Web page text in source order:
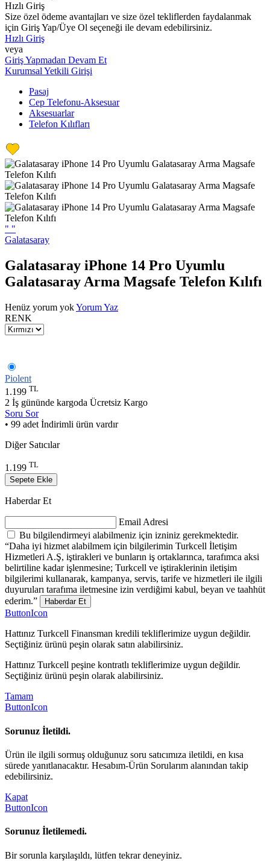
Hızlı Giriş
Size özel ödeme avantajları ve size özel tekliflerden faydalanmak
için Giriş Yap/Üye Ol seçeneği ile devam edebilirsiniz.
Hızlı Giriş
veya
Giriş Yapmadan Devam Et
Kurumsal Yetkili Girişi
Pasaj
Cep Telefonu-Aksesuar
Aksesuarlar
Telefon Kılıfları
" "
Galatasaray
Galatasaray iPhone 14 Pro Uyumlu
Galatasaray Arma Magsafe Telefon Kılıfı
Henüz yorum yokYorum Yaz
RENK
Piolent
1.199 TL
2 İş gününde kargoda Ücretsiz Kargo
Soru Sor
• 99 adet İndirimli ürün vardır
Diğer Satıcılar
1.199 TL
Sepete Ekle
Haberdar Et
Email Adresi
Bu bilgilendirmeyi alabilmeniz için izniniz gerekmektedir.
“Daha iyi hizmet alabilmem için bilgilerimin Turkcell İletişim
Hizmetleri A.Ş, iştirakleri ve bunların iş ortaklarınca, tarafımca aksi
belirtiline kadar işlenmesine; Turkcell ve iştiraklerinin iletişim
bilgilerimi kullanarak, kampanya, servis, tarife ve hizmetleri ile ilgili
duyuruları tarafıma iletmesine izin verdiğimi kabul, beyan ve taahhüt
ederim.”
Haberdar Et
ButtonIcon
Hattınız Turkcell Finansman kredili tekliflerimize uygun değildir.
Seçtiğiniz ürünü peşin olarak satın alabilirsiniz.
Hattınız Turkcell peşine kontratlı tekliflerimize uygun değildir.
Seçtiğiniz ürünü peşin olarak alabilirsiniz.
Tamam
ButtonIcon
Sorunuz İletildi.
Ürün ile ilgili sormuş olduğunuz soru satıcımıza iletildi, en kısa
sürede yanıtlanacaktır. Hesabım-Ürün Sorularım alanından takip
edebilirsiniz.
Kapat
ButtonIcon
Sorunuz İletilemedi.
Bir sorunla karşılaşıldı, lütfen tekrar deneyiniz.